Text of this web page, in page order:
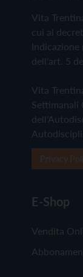
Vita
cui al
Indicazione
dell'art. 5
Vita
Settimanali
E-Shop
Vendita